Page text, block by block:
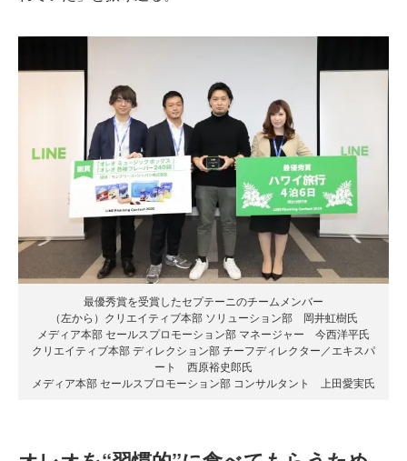
最優秀賞を受賞したセプテーニのチームメンバー
（左から）クリエイティブ本部 ソリューション部 岡井虹樹氏
メディア本部 セールスプロモーション部 マネージャー 今西洋平氏
クリエイティブ本部 ディレクション部 チーフディレクター／エキスパ
ート 西原裕史郎氏
メディア本部 セールスプロモーション部 コンサルタント 上田愛実氏